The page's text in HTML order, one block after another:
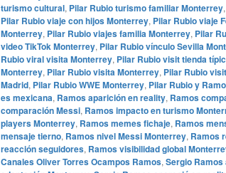
turismo cultural, Pilar Rubio turismo familiar Monterrey,
Pilar Rubio viaje con hijos Monterrey, Pilar Rubio viaje
Monterrey, Pilar Rubio viajes familia Monterrey, Pilar
video TikTok Monterrey, Pilar Rubio vínculo Sevilla
Rubio viral visita Monterrey, Pilar Rubio visit tienda
Monterrey, Pilar Rubio visita Monterrey, Pilar Rubio
Madrid, Pilar Rubio WWE Monterrey, Pilar Rubio y
es mexicana, Ramos aparición en reality, Ramos
comparación Messi, Ramos impacto en turismo
players Monterrey, Ramos memes fichaje, Ramos
mensaje tierno, Ramos nivel Messi Monterrey, Ramos
reacción seguidores, Ramos visibilidad global
Canales Oliver Torres Ocampos Ramos, Sergio